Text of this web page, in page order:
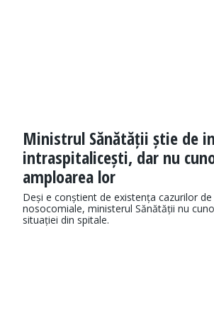
Ministrul Sănătății știe de
intraspitalicești, dar nu
amploarea lor
Deși e conștient de existența cazurilor
nosocomiale, ministerul Sănătății nu
situației din spitale.